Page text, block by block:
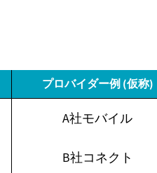
プロバイダー例 (仮称)
A社モバイル
B社コネクト